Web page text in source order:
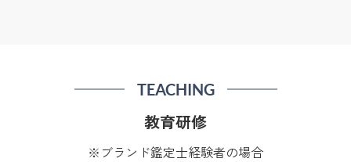
TEACHING
教育研修
※ブランド鑑定士経験者の場合